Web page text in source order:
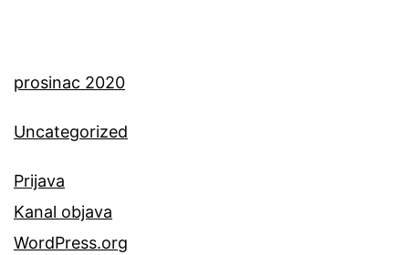
prosinac 2020
Uncategorized
Prijava
Kanal objava
WordPress.org